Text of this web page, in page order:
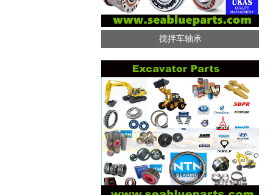
搅拌车轴承